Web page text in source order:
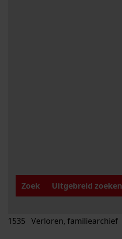
Zoek
Uitgebreid zoeken
1535 Verloren, familiearchief